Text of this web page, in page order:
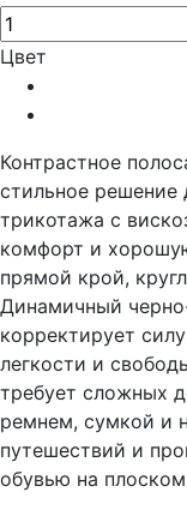
Цвет
Контрастное
стильное решение
трикотажа с
комфорт и
прямой крой,
Динамичный
корректирует
легкости и
требует сложных
ремнем, сумкой и
путешествий и
обувью на